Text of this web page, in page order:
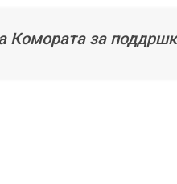
Комората за